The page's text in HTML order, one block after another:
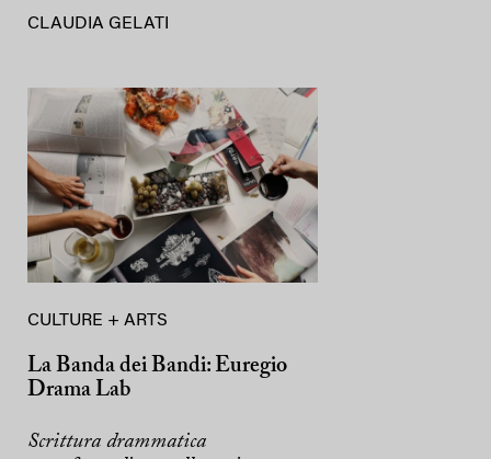
CLAUDIA GELATI
CULTURE + ARTS
La Banda dei Bandi: Euregio
Drama Lab
Scrittura drammatica